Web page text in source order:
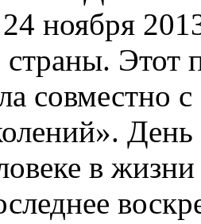
ноября
страны. Этот
совместно
в